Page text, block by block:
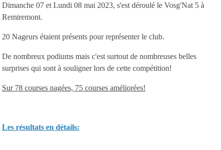
Dimanche 07 et Lundi 08 mai 2023, s'est déroulé le Vosg'Nat 5 à
Remiremont.
20 Nageurs étaient présents pour représenter le club.
De nombreux podiums mais c'est surtout de nombreuses belles
surprises qui sont à souligner lors de cette compétition!
Sur 78 courses nagées, 75 courses améliorées!
Les résultats en détails: